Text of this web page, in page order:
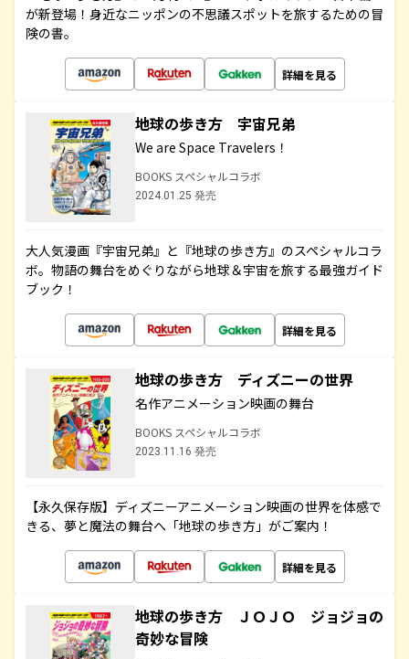
が新登場！身近なニッポンの不思議スポットを旅するための冒
険の書。
詳細を見る
地球の歩き方 宇宙兄弟
We are Space Travelers！
BOOKS スペシャルコラボ
2024.01.25 発売
大人気漫画『宇宙兄弟』と『地球の歩き方』のスペシャルコラ
ボ。物語の舞台をめぐりながら地球＆宇宙を旅する最強ガイド
ブック！
詳細を見る
地球の歩き方 ディズニーの世界
名作アニメーション映画の舞台
BOOKS スペシャルコラボ
2023.11.16 発売
【永久保存版】ディズニーアニメーション映画の世界を体感で
きる、夢と魔法の舞台へ「地球の歩き方」がご案内！
詳細を見る
地球の歩き方 ＪＯＪＯ ジョジョの
奇妙な冒険